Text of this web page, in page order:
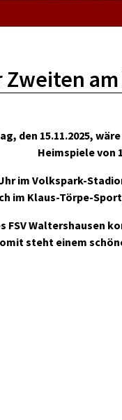
Zweiten
den 15.11.2025,
Heimspiele von
im Volkspark-
im Klaus-Törpe-
FSV Waltershausen
steht einem